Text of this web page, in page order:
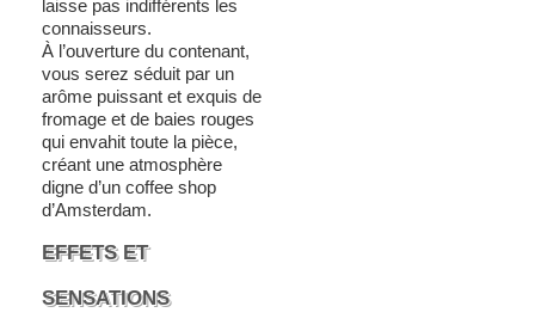
laisse pas indifférents les
connaisseurs.
À l’ouverture du contenant,
vous serez séduit par un
arôme puissant et exquis de
fromage et de baies rouges
qui envahit toute la pièce,
créant une atmosphère
digne d’un coffee shop
d’Amsterdam.
EFFETS ET
SENSATIONS